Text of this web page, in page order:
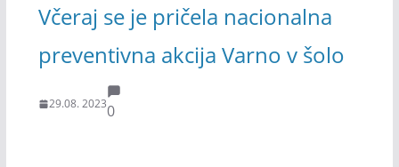
Včeraj se je pričela nacionalna
preventivna akcija Varno v šolo
29.08. 20230